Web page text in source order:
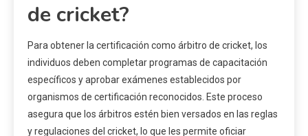
de cricket?
Para obtener la certificación como árbitro de cricket, los
individuos deben completar programas de capacitación
específicos y aprobar exámenes establecidos por
organismos de certificación reconocidos. Este proceso
asegura que los árbitros estén bien versados en las reglas
y regulaciones del cricket, lo que les permite oficiar